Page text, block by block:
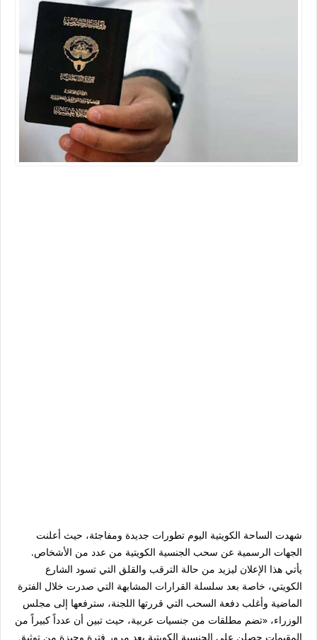
شهدت الساحة الكويتية اليوم تطورات جديدة ومفاجئة، حيث أعلنت
الجهات الرسمية عن سحب الجنسية الكويتية من عدد من الأشخاص.
يأتي هذا الإعلان ليزيد من حالة الترقب والقلق التي تسود الشارع
الكويتي، خاصة بعد سلسلة القرارات المشابهة التي صدرت خلال الفترة
الماضية وأغلب دفعة السحب التي قررتها اللجنة، سترفعها إلى مجلس
الوزراء، «تضم مطلقات من جنسيات عربية، حيث تبين أن عدداً كبيراً من
المقيمات حصلن على الجنسية الكويتية بعد مرور فترة وجيزة من توثيق